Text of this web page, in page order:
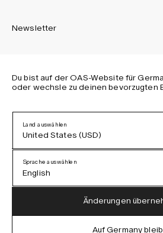
Newsletter
Melden Sie sich an, um die neuesten
Datenschutzerklärung
AGB
Barrierefreiheit
Cookie-Richtlinie
Du bist auf der OAS-Website für
oder wechsle zu deinen bevorzugten
Land auswählen
United States (USD)
Austria (EUR)
Sprache auswählen
English
German
Änderungen
Auf Germany